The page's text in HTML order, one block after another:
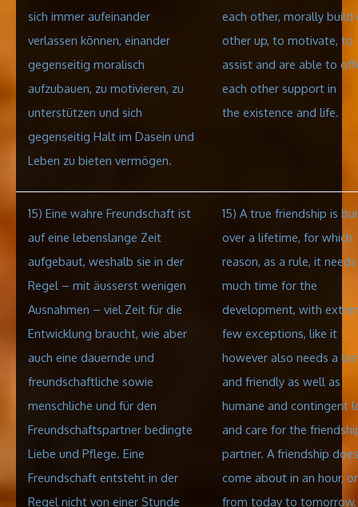
sich immer aufeinander
verlassen können, einander
gegenseitig moralisch
aufzubauen, zu motivieren, zu
unterstützen und sich
gegenseitig Halt im Dasein und
Leben zu bieten vermögen.
each other, morally build
other up, to motivate, to
assist and are able to
each other support in
the existence and life.
15) Eine wahre Freundschaft ist
auf eine lebenslange Zeit
aufgebaut, weshalb sie in der
Regel – mit äusserst wenigen
Ausnahmen – viel Zeit für die
Entwicklung braucht, wie aber
auch eine dauernde und
freundschaftliche sowie
menschliche und für den
Freundschaftspartner bedingte
Liebe und Pflege. Eine
Freundschaft entsteht in der
Regel nicht von einer Stunde
15) A true friendship is
over a lifetime, for which
reason, as a rule, it needs
much time for the
development, with
few exceptions, like it
however also needs a
and friendly as well as
humane and contingent
and care for the
partner. A friendship
come about in an hour, or
from today to tomorrow,